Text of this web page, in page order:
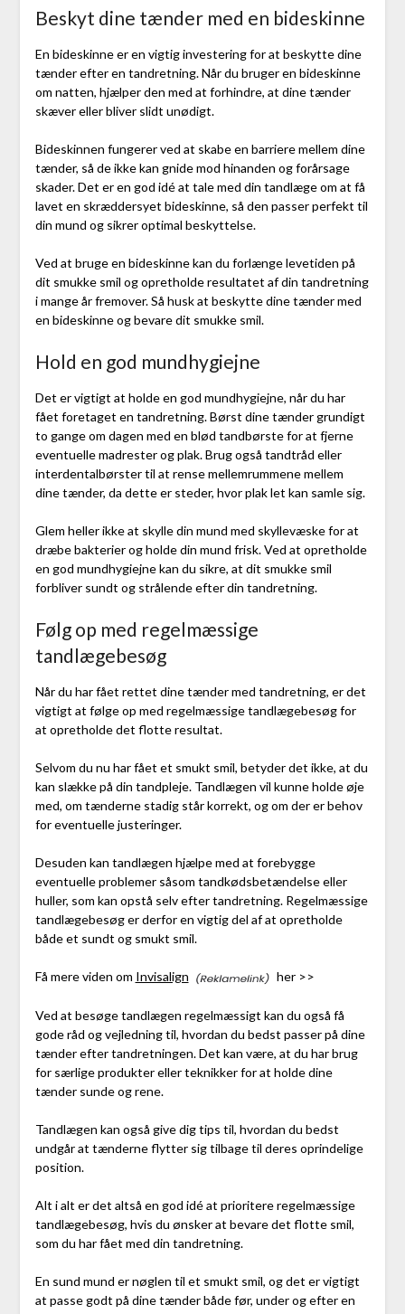
Beskyt dine tænder med en bideskinne
En bideskinne er en vigtig investering for at beskytte dine
tænder efter en tandretning. Når du bruger en bideskinne
om natten, hjælper den med at forhindre, at dine tænder
skæver eller bliver slidt unødigt.
Bideskinnen fungerer ved at skabe en barriere mellem dine
tænder, så de ikke kan gnide mod hinanden og forårsage
skader. Det er en god idé at tale med din tandlæge om at få
lavet en skræddersyet bideskinne, så den passer perfekt til
din mund og sikrer optimal beskyttelse.
Ved at bruge en bideskinne kan du forlænge levetiden på
dit smukke smil og opretholde resultatet af din tandretning
i mange år fremover. Så husk at beskytte dine tænder med
en bideskinne og bevare dit smukke smil.
Hold en god mundhygiejne
Det er vigtigt at holde en god mundhygiejne, når du har
fået foretaget en tandretning. Børst dine tænder grundigt
to gange om dagen med en blød tandbørste for at fjerne
eventuelle madrester og plak. Brug også tandtråd eller
interdentalbørster til at rense mellemrummene mellem
dine tænder, da dette er steder, hvor plak let kan samle sig.
Glem heller ikke at skylle din mund med skyllevæske for at
dræbe bakterier og holde din mund frisk. Ved at opretholde
en god mundhygiejne kan du sikre, at dit smukke smil
forbliver sundt og strålende efter din tandretning.
Følg op med regelmæssige
tandlægebesøg
Når du har fået rettet dine tænder med tandretning, er det
vigtigt at følge op med regelmæssige tandlægebesøg for
at opretholde det flotte resultat.
Selvom du nu har fået et smukt smil, betyder det ikke, at du
kan slække på din tandpleje. Tandlægen vil kunne holde øje
med, om tænderne stadig står korrekt, og om der er behov
for eventuelle justeringer.
Desuden kan tandlægen hjælpe med at forebygge
eventuelle problemer såsom tandkødsbetændelse eller
huller, som kan opstå selv efter tandretning. Regelmæssige
tandlægebesøg er derfor en vigtig del af at opretholde
både et sundt og smukt smil.
Få mere viden om Invisalign her >>
Ved at besøge tandlægen regelmæssigt kan du også få
gode råd og vejledning til, hvordan du bedst passer på dine
tænder efter tandretningen. Det kan være, at du har brug
for særlige produkter eller teknikker for at holde dine
tænder sunde og rene.
Tandlægen kan også give dig tips til, hvordan du bedst
undgår at tænderne flytter sig tilbage til deres oprindelige
position.
Alt i alt er det altså en god idé at prioritere regelmæssige
tandlægebesøg, hvis du ønsker at bevare det flotte smil,
som du har fået med din tandretning.
En sund mund er nøglen til et smukt smil, og det er vigtigt
at passe godt på dine tænder både før, under og efter en